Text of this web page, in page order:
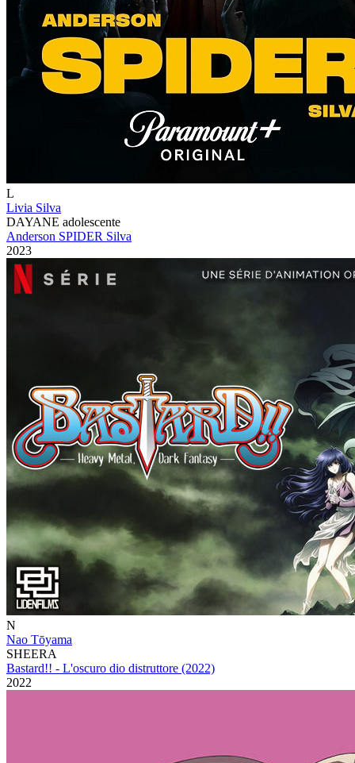
L
Livia Silva
DAYANE adolescente
Anderson SPIDER Silva
2023
N
Nao Tōyama
SHEERA
Bastard!! - L'oscuro dio distruttore (2022)
2022